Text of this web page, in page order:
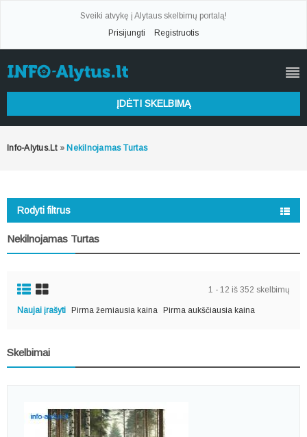
Sveiki atvykę į Alytaus skelbimų portalą!
Prisijungti
Registruotis
ĮDĖTI SKELBIMĄ
Info-Alytus.lt » Nekilnojamas Turtas
Rodyti filtrus
Nekilnojamas Turtas
1 - 12 iš 352 skelbimų
Naujai įrašyti Pirma žemiausia kaina Pirma aukščiausia kaina
Skelbimai